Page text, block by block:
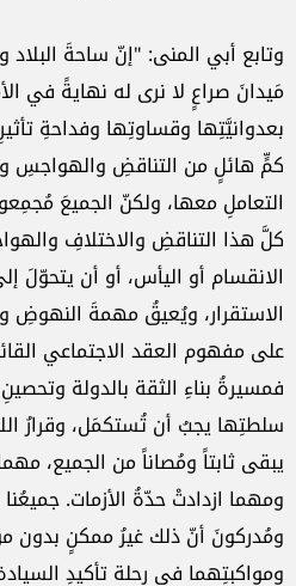
وتابع أبي المنى: "إنّ ساحةَ
مَيدانَ صراعٍ لا نرى له نهايةً في
بعدوانيَّتِها وقساوتِها وفداحةِ
كمٍّ هائلٍ من التناقضِ ‏والهواجسِ
التعاملِ معها، ولكنّ الجميعَ
كلَّ هذا التناقضِ ‏والاختلافِ
الاستقرار، ‏ويُعيقُ مهمةَ النهوضِ
على مفهوم العقد الاجتماعي
‏فمسيرةُ بناءِ الثقة بالدولة
سلطتِها يجبُ أن تُستكمَل، وقرارُ
يبقى ثابتاً ومُصاناً من الجميع،
ومهما ازدادتْ حدّةُ الأزمات.
ومُدركونَ أنّ ذلك غيرُ ممكنٍ بدون
ومواكبتِهما في رحلة ‏تأكيدِ